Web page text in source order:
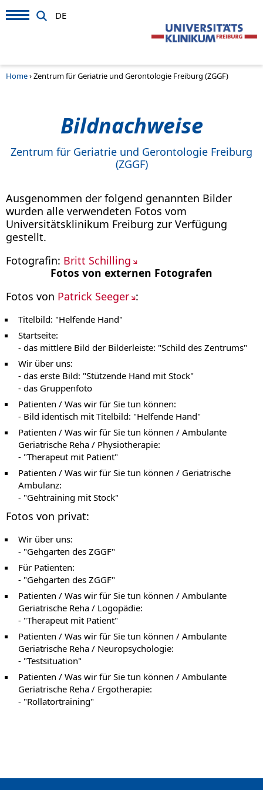
DE
Home›Zentrum für Geriatrie und Gerontologie Freiburg (ZGGF)
Bildnachweise
Zentrum für Geriatrie und Gerontologie Freiburg
(ZGGF)
Ausgenommen der folgend genannten Bilder
wurden alle verwendeten Fotos vom
Universitätsklinikum Freiburg zur Verfügung
gestellt.
Fotografin: Britt Schilling
Fotos von externen Fotografen
Fotos von Patrick Seeger :
Titelbild: "Helfende Hand"
Startseite:
- das mittlere Bild der Bilderleiste: "Schild des Zentrums"
Wir über uns:
- das erste Bild: "Stützende Hand mit Stock"
- das Gruppenfoto
Patienten / Was wir für Sie tun können:
- Bild identisch mit Titelbild: "Helfende Hand"
Patienten / Was wir für Sie tun können / Ambulante
Geriatrische Reha / Physiotherapie:
- "Therapeut mit Patient"
Patienten / Was wir für Sie tun können / Geriatrische
Ambulanz:
- "Gehtraining mit Stock"
Fotos von privat:
Wir über uns:
- "Gehgarten des ZGGF"
Für Patienten:
- "Gehgarten des ZGGF"
Patienten / Was wir für Sie tun können / Ambulante
Geriatrische Reha / Logopädie:
- "Therapeut mit Patient"
Patienten / Was wir für Sie tun können / Ambulante
Geriatrische Reha / Neuropsychologie:
- "Testsituation"
Patienten / Was wir für Sie tun können / Ambulante
Geriatrische Reha / Ergotherapie:
- "Rollatortraining"